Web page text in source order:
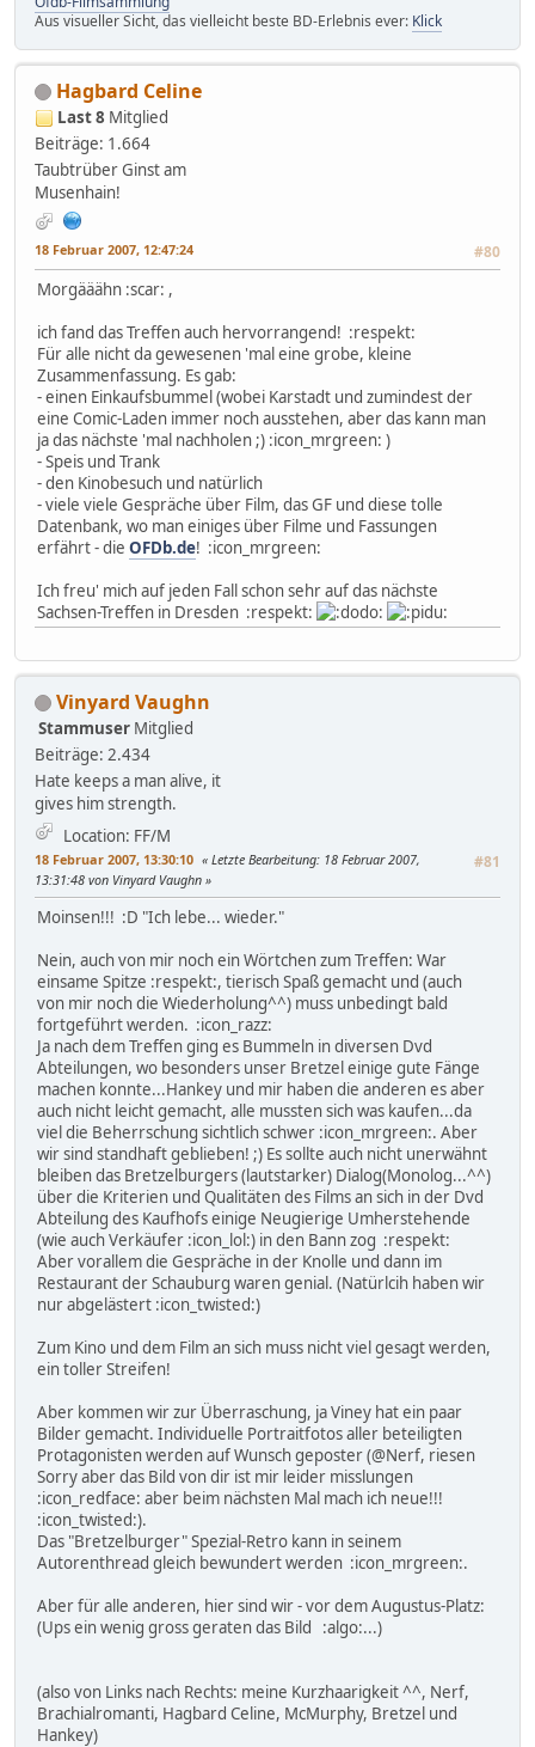
Aus visueller Sicht, das vielleicht beste BD-Erlebnis ever: Klick
Hagbard Celine
Last 8 Mitglied
Beiträge: 1.664
Taubtrüber Ginst am
Musenhain!
18 Februar 2007, 12:47:24 #80
Morgääähn :scar: ,
ich fand das Treffen auch hervorrangend! :respekt:
Für alle nicht da gewesenen 'mal eine grobe, kleine
Zusammenfassung. Es gab:
- einen Einkaufsbummel (wobei Karstadt und zumindest der
eine Comic-Laden immer noch ausstehen, aber das kann man
ja das nächste 'mal nachholen ;) :icon_mrgreen: )
- Speis und Trank
- den Kinobesuch und natürlich
- viele viele Gespräche über Film, das GF und diese tolle
Datenbank, wo man einiges über Filme und Fassungen
erfährt - die OFDb.de! :icon_mrgreen:
Ich freu' mich auf jeden Fall schon sehr auf das nächste
Sachsen-Treffen in Dresden :respekt:
Vinyard Vaughn
Stammuser Mitglied
Beiträge: 2.434
Hate keeps a man alive, it
gives him strength.
Location: FF/M
18 Februar 2007, 13:30:10 #81
Letzte Bearbeitung: 18 Februar 2007,
13:31:48 von Vinyard Vaughn
Moinsen!!! :D "Ich lebe... wieder."
Nein, auch von mir noch ein Wörtchen zum Treffen: War
einsame Spitze :respekt:, tierisch Spaß gemacht und (auch
von mir noch die Wiederholung^^) muss unbedingt bald
fortgeführt werden. :icon_razz:
Ja nach dem Treffen ging es Bummeln in diversen Dvd
Abteilungen, wo besonders unser Bretzel einige gute Fänge
machen konnte...Hankey und mir haben die anderen es aber
auch nicht leicht gemacht, alle mussten sich was kaufen...da
viel die Beherrschung sichtlich schwer :icon_mrgreen:. Aber
wir sind standhaft geblieben! ;) Es sollte auch nicht unerwähnt
bleiben das Bretzelburgers (lautstarker) Dialog(Monolog...^^)
über die Kriterien und Qualitäten des Films an sich in der Dvd
Abteilung des Kaufhofs einige Neugierige Umherstehende
(wie auch Verkäufer :icon_lol:) in den Bann zog :respekt:
Aber vorallem die Gespräche in der Knolle und dann im
Restaurant der Schauburg waren genial. (Natürlcih haben wir
nur abgelästert :icon_twisted:)
Zum Kino und dem Film an sich muss nicht viel gesagt werden,
ein toller Streifen!
Aber kommen wir zur Überraschung, ja Viney hat ein paar
Bilder gemacht. Individuelle Portraitfotos aller beteiligten
Protagonisten werden auf Wunsch geposter (@Nerf, riesen
Sorry aber das Bild von dir ist mir leider misslungen
:icon_redface: aber beim nächsten Mal mach ich neue!!!
:icon_twisted:).
Das "Bretzelburger" Spezial-Retro kann in seinem
Autorenthread gleich bewundert werden :icon_mrgreen:.
Aber für alle anderen, hier sind wir - vor dem Augustus-Platz:
(Ups ein wenig gross geraten das Bild :algo:...)
(also von Links nach Rechts: meine Kurzhaarigkeit ^^, Nerf,
Brachialromanti, Hagbard Celine, McMurphy, Bretzel und
Hankey)